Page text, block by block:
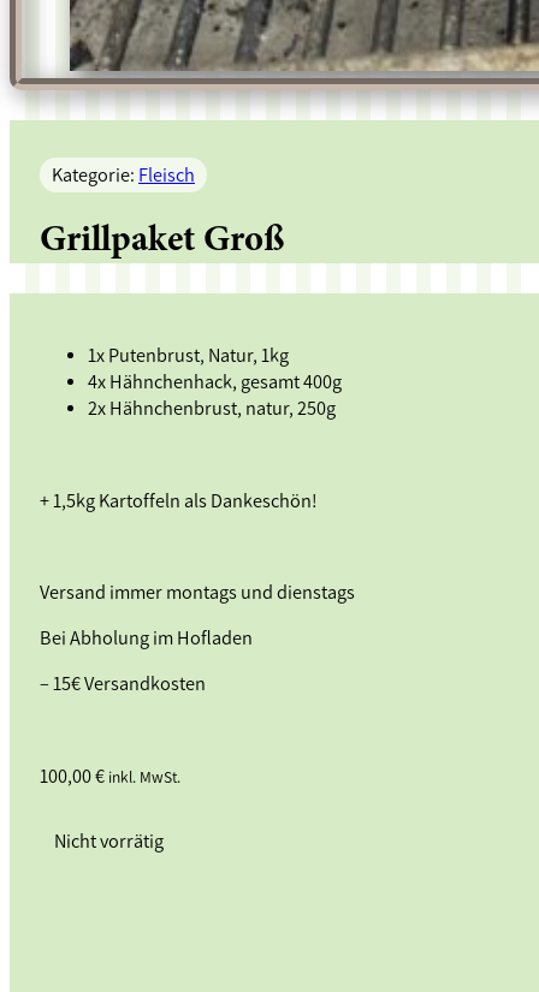
Kategorie: Fleisch
Grillpaket Groß
1x Putenbrust, Natur, 1kg
4x Hähnchenhack, gesamt 400g
2x Hähnchenbrust, natur, 250g
+ 1,5kg Kartoffeln als Dankeschön!
Versand immer montags und dienstags
Bei Abholung im Hofladen
– 15€ Versandkosten
100,00€ inkl. MwSt.
Nicht vorrätig